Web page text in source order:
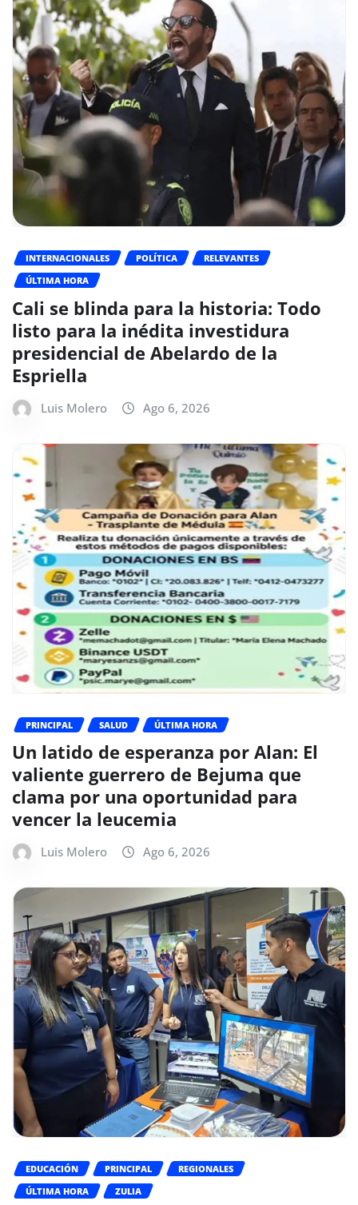
INTERNACIONALES POLÍTICA
RELEVANTES
ÚLTIMA HORA
Cali se blinda para la historia: Todo
listo para la inédita investidura
presidencial de Abelardo de la
Espriella
Luis Molero Ago 6, 2026
PRINCIPAL SALUD ÚLTIMA HORA
Un latido de esperanza por Alan: El
valiente guerrero de Bejuma que
clama por una oportunidad para
vencer la leucemia
Luis Molero Ago 6, 2026
EDUCACIÓN PRINCIPAL
REGIONALES
ÚLTIMA HORA
ZULIA